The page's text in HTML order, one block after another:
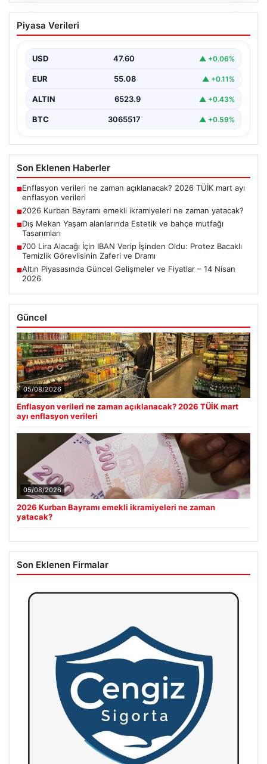
2026 Kurban Bayramı emekli
ikramiyeleri ne zaman yatacak?
emekli vatandaşın dikkati bayram ikramiyesi
ödemelerine çevrildi.…
Piyasa Verileri
USD 47.60 ▲ +0.06%
EUR 55.08 ▲ +0.11%
ALTIN 6523.9 ▲ +0.43%
BTC 3065517 ▲ +0.59%
Son Eklenen Haberler
■Enflasyon verileri ne zaman açıklanacak? 2026 TÜİK mart ayı
enflasyon verileri
■2026 Kurban Bayramı emekli ikramiyeleri ne zaman yatacak?
■Dış Mekan Yaşam alanlarında Estetik ve bahçe mutfağı
Tasarımları
■700 Lira Alacağı İçin IBAN Verip İşinden Oldu: Protez Bacaklı
Temizlik Görevlisinin Zaferi ve Dramı
■Altın Piyasasında Güncel Gelişmeler ve Fiyatlar – 14 Nisan
2026
Güncel
05/08/2026
Enflasyon verileri ne zaman açıklanacak? 2026 TÜİK mart
ayı enflasyon verileri
05/08/2026
2026 Kurban Bayramı emekli ikramiyeleri ne zaman
yatacak?
Son Eklenen Firmalar